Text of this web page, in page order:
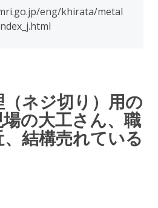
eng/khirata/metal
ネジ切り）用の
の大工さん、職
結構売れている